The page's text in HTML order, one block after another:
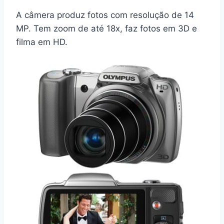
A câmera produz fotos com resolução de 14
MP. Tem zoom de até 18x, faz fotos em 3D e
filma em HD.